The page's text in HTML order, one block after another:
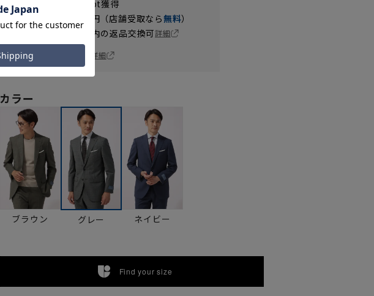
pt獲得
送料 全国一律
円（店舗受取なら無料）
日以内の返品交換可詳細
一部対象外商品あり
お届け日を調べる 詳細
カラー
ブラウン グレー ネイビー
Find your size